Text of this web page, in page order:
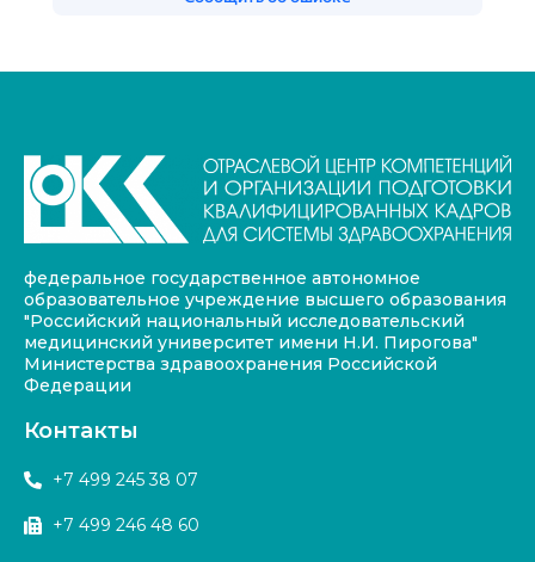
федеральное государственное автономное
образовательное учреждение высшего образования
"Российский национальный исследовательский
медицинский университет имени Н.И. Пирогова"
Министерства здравоохранения Российской
Федерации
Контакты
+7 499 245 38 07
+7 499 246 48 60